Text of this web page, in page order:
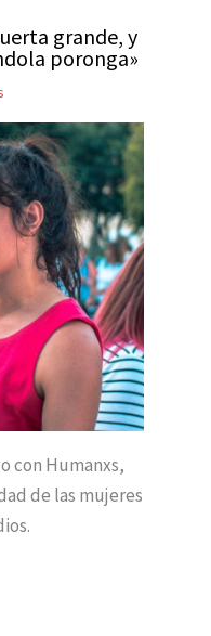
grande, y
poronga»
con Humanxs,
de las mujeres